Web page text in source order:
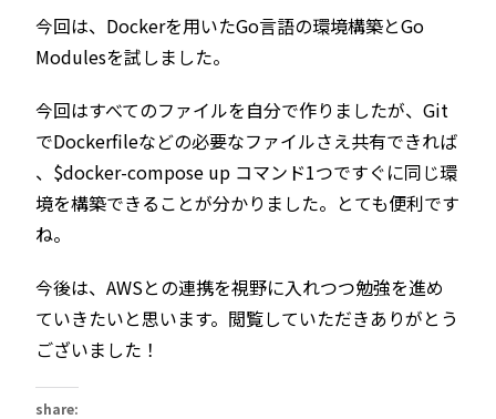
今回は、Dockerを用いたGo言語の環境構築とGo
Modulesを試しました。
今回はすべてのファイルを自分で作りましたが、Git
でDockerfileなどの必要なファイルさえ共有できれば
、$docker-compose up コマンド1つですぐに同じ環
境を構築できることが分かりました。とても便利です
ね。
今後は、AWSとの連携を視野に入れつつ勉強を進め
ていきたいと思います。閲覧していただきありがとう
ございました！
share: